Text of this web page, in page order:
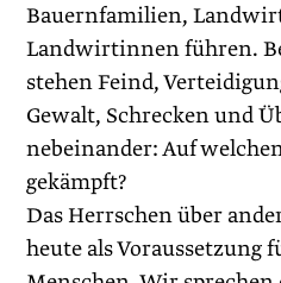
Bauernfamilien,
Landwirtinnen führen.
stehen Feind,
Gewalt, Schrecken und
nebeinander: Auf
gekämpft?
Das Herrschen über
heute als Voraussetzung